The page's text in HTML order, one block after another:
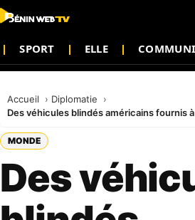
SPORT ELLE
Accueil
Diplomatie
Des véhicules blindés américains fournis
MONDE
Des